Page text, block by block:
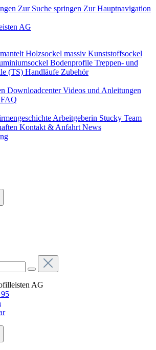
Zur Suche springen Zur Hauptnavigation
Holzsockel massiv Kunststoffsockel
Bodenprofile Treppen- und
(TS) Handläufe Zubehör
Downloadcenter Videos und Anleitungen
FAQ
Arbeitgeberin Stucky Team
Kontakt & Anfahrt News
AG